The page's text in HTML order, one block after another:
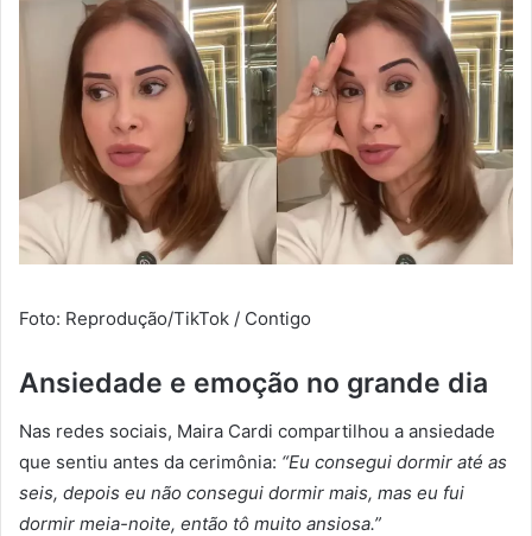
Foto: Reprodução/TikTok / Contigo
Ansiedade e emoção no grande dia
Nas redes sociais, Maira Cardi compartilhou a ansiedade
que sentiu antes da cerimônia: “Eu consegui dormir até as
seis, depois eu não consegui dormir mais, mas eu fui
dormir meia-noite, então tô muito ansiosa.”